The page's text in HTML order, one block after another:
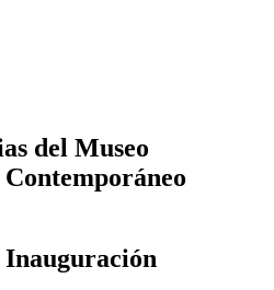
del Museo
Inauguración